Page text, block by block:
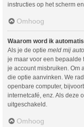
instructies op het scherm
Omhoog
Waarom word ik
Als je de optie meld mij
je maar voor een bepaalde
je account misbruiken. Om
die optie aanvinken. We
openbare computer,
internetcafé, enz. Als deze
uitgeschakeld.
Omhoog